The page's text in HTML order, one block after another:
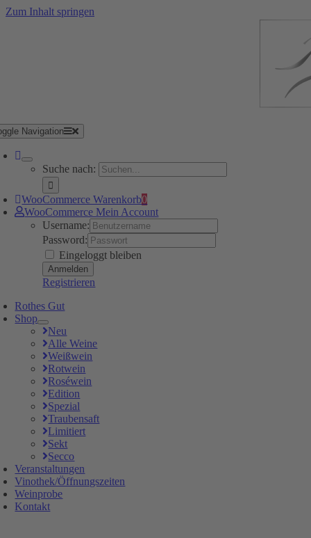
Zum Inhalt springen
Navigation
Suche nach:
WooCommerce Warenkorb0
WooCommerce Mein Account
Username:
Password:
Eingeloggt bleiben
Registrieren
Rothes Gut
Shop
Neu
Alle Weine
Weißwein
Rotwein
Roséwein
Edition
Spezial
Traubensaft
Limitiert
Sekt
Secco
Veranstaltungen
Vinothek/Öffnungszeiten
Weinprobe
Kontakt